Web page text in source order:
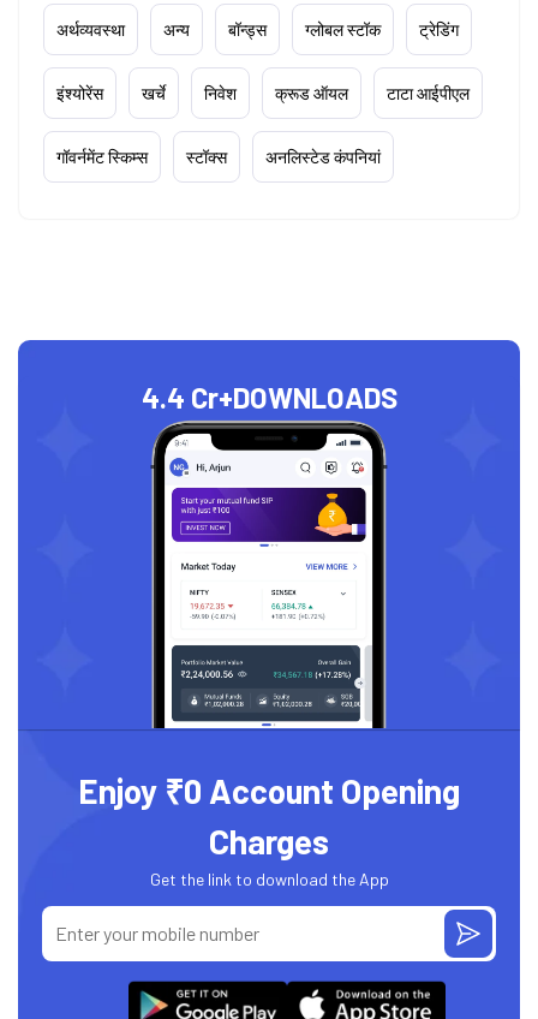
अर्थव्यवस्था अन्य बॉन्ड्स ग्लोबल स्टॉक ट्रेडिंग
इंश्योरेंस खर्चे निवेश क्रूड ऑयल टाटा आईपीएल
गॉवर्नमेंट स्किम्स स्टॉक्स अनलिस्टेड कंपनियां
4.4 Cr+DOWNLOADS
Enjoy ₹0 Account Opening
Charges
Get the link to download the App